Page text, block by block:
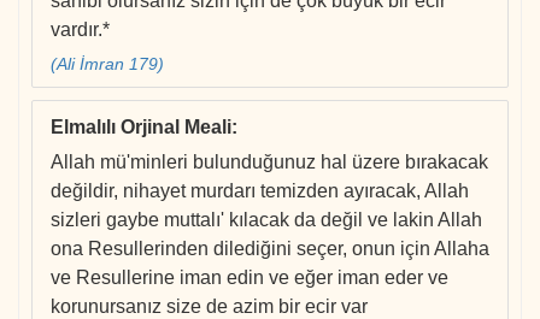
vardır.*
(Ali İmran 179)
Elmalılı Orjinal Meali:
Allah mü'minleri bulunduğunuz hal üzere bırakacak
değildir, nihayet murdarı temizden ayıracak, Allah
sizleri gaybe muttalı' kılacak da değil ve lakin Allah
ona Resullerinden dilediğini seçer, onun için Allaha
ve Resullerine iman edin ve eğer iman eder ve
korunursanız size de azim bir ecir var